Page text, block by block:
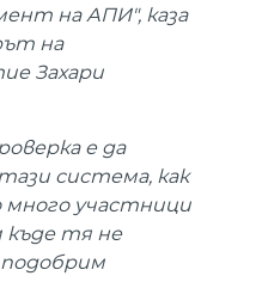
на АПИ", каза
на
Захари
е да
система, как
много участници
къде тя не